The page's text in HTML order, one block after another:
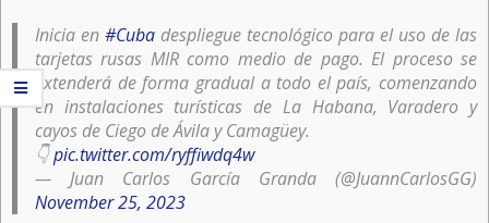
Inicia en #Cuba despliegue tecnológico para el uso de las
tarjetas rusas MIR como medio de pago. El proceso se
extenderá de forma gradual a todo el país, comenzando
en instalaciones turísticas de La Habana, Varadero y
cayos de Ciego de Ávila y Camagüey.
👇pic.twitter.com/ryffiwdq4w
— Juan Carlos García Granda (@JuannCarlosGG)
November 25, 2023